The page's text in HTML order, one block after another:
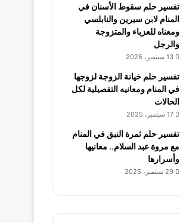
تفسير حلم سقوط الأسنان في
المنام لابن سيرين والنابلسي
ومعناه للعزباء والمتزوجة
والرجل
13 سبتمبر، 2025
تفسير حلم خيانة الزوجة لزوجها
في المنام ومعانيه التفصيلية لكل
الحالات
17 سبتمبر، 2025
تفسير حلم ثمرة النبق في المنام
مع مروة عبد السلام.. معانيها
وأسرارها
29 سبتمبر، 2025